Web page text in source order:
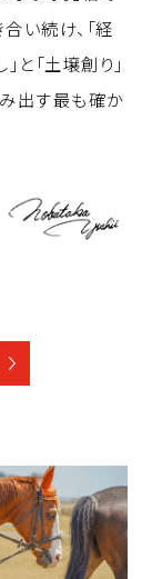
い続け、「経
と「土壌創り」
出す最も確か